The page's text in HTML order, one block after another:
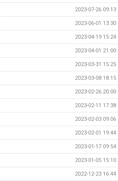
2023-07-26 09:13
2023-06-01 13:30
2023-04-19 15:24
2023-04-01 21:00
2023-03-31 15:25
2023-03-08 18:15
2023-02-26 20:00
2023-02-11 17:38
2023-02-03 09:06
2023-02-01 19:44
2023-01-17 09:54
2023-01-05 15:10
2022-12-23 16:44